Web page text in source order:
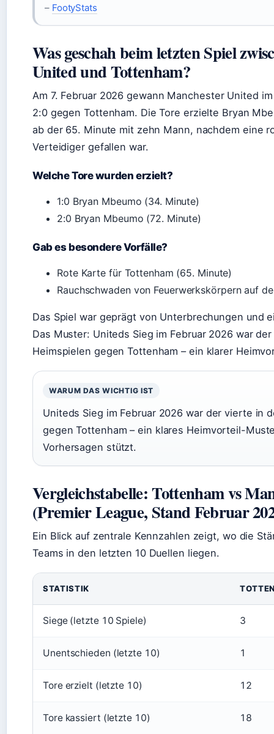
– FootyStats
Was geschah beim letzten Spiel
United und Tottenham?
Am 7. Februar 2026 gewann Manchester United
2:0 gegen Tottenham. Die Tore erzielte Bryan
ab der 65. Minute mit zehn Mann, nachdem eine
Verteidiger gefallen war.
Welche Tore wurden erzielt?
1:0 Bryan Mbeumo (34. Minute)
2:0 Bryan Mbeumo (72. Minute)
Gab es besondere Vorfälle?
Rote Karte für Tottenham (65. Minute)
Rauchschwaden von Feuerwerkskörpern auf
Das Spiel war geprägt von Unterbrechungen und
Das Muster: Uniteds Sieg im Februar 2026 war
Heimspielen gegen Tottenham – ein klarer
WARUM DAS WICHTIG IST
Uniteds Sieg im Februar 2026 war der vierte in
gegen Tottenham – ein klares Heimvorteil-
Vorhersagen stützt.
Vergleichstabelle: Tottenham vs
(Premier League, Stand Februar
Ein Blick auf zentrale Kennzahlen zeigt, wo die
Teams in den letzten 10 Duellen liegen.
STATISTIK
Siege (letzte 10 Spiele) 3
Unentschieden (letzte 10) 1
Tore erzielt (letzte 10) 12
Tore kassiert (letzte 10) 18